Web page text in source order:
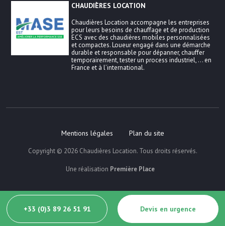
CHAUDIÈRES LOCATION
Chaudières Location accompagne les entreprises
pour leurs besoins de chauffage et de production
ECS avec des chaudières mobiles personnalisées
et compactes. Loueur engagé dans une démarche
durable et responsable pour dépanner, chauffer
temporairement, tester un process industriel, … en
France et à l’international.
Mentions légales Plan du site
Copyright © 2026 Chaudières Location. Tous droits réservés.
Une réalisation Première Place
+33 (0)3 89 26 51 91 Devis en urgence